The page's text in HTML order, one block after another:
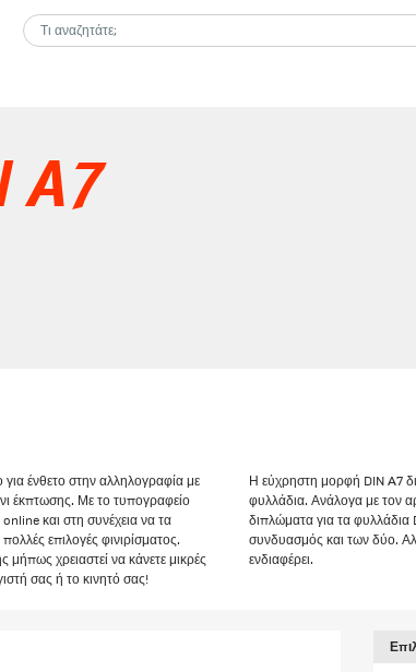
A7
ένθετο στην αλληλογραφία με
έκπτωσης. Με το τυπογραφείο
και στη συνέχεια να τα
επιλογές φινιρίσματος.
χρειαστεί να κάνετε μικρές
σας ή το κινητό σας!
Η εύχρηστη μορφή DIN A7
φυλλάδια. Ανάλογα με τον
διπλώματα για τα
συνδυασμός και των δύο.
ενδιαφέρει.